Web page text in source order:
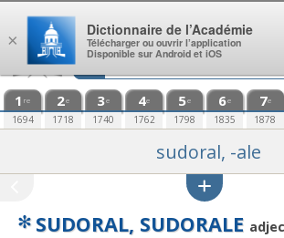
Aller au contenu
1 re
1694
2e
1718
3e
1740
4e
1762
5e
1798
6e
1835
7e
1878
sudoral, -ale
✻ SUDORAL, SUDORALE
×
Dictionnaire de l’Académie
Télécharger ou ouvrir l’application
Disponible sur Android et iOS